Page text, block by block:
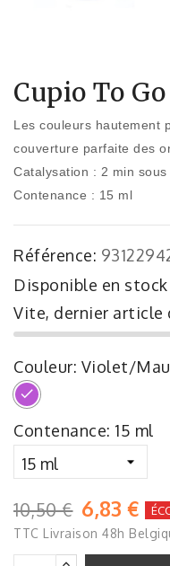
Cupio To
Les couleurs hautement
couverture parfaite des
Catalysation : 2 min
Contenance : 15 ml
Référence:
Disponible en stock
Vite, dernier article
Couleur: Violet/
Violet/Mauve
Contenance: 15 ml
10,50 € 6,83 €
TTC Livraison 48h